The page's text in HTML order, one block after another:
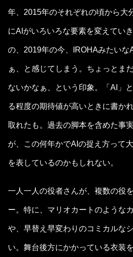
年、2015年のそれぞれの頃から大
にAIがいろいろな要素を変えてい
の、2019年の今、IROHAみたいな
ぁ、と感じてしまう。ちょっとま
ないかなぁ、という印象。「AI」
る程度の期待値が高いときに書か
取れたも。過去の脚本を含めた事
が、この何年かでAIの捉え方って
を表しているのかもしれない。
一人一人の役者さんが、複数の役
ー。特に、マリオカートのような
や、早替え早変わりのコミカルな
い。舞台後方にかかっている衣装